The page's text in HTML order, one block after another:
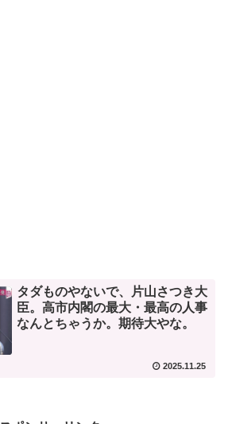
タダものやないで、片山さつき大
臣。高市内閣の最大・最高の人事
なんとちゃうか。期待大やな。
2025.11.25